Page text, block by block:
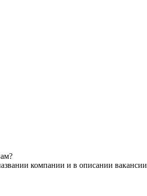
компании и в описании вакансии